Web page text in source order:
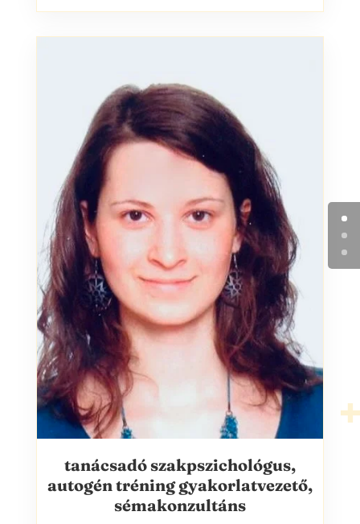
SZABÓ ANNA
tanácsadó szakpszichológus,
autogén tréning gyakorlatvezető,
sémakonzultáns